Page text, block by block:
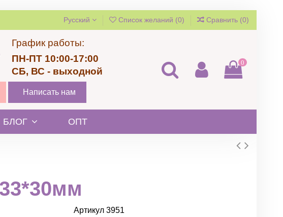
Русский Список желаний (0) Сравнить (0)
График работы:
ПН-ПТ 10:00-17:00
СБ, ВС - выходной
Написать нам
0
БЛОГ ОПТ
Артикул 3951